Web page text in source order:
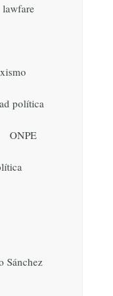
lawfare
política
ONPE
Sánchez